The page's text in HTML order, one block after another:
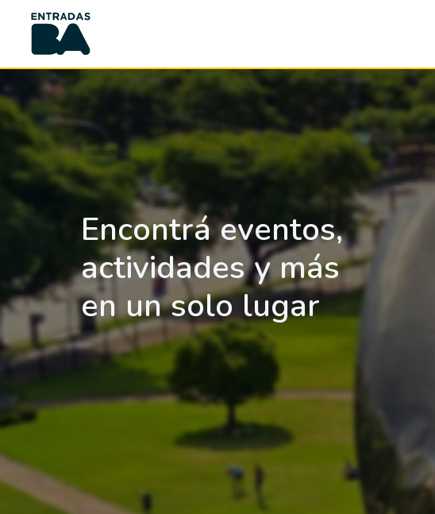
Encontrá eventos,
actividades y más
en un solo lugar